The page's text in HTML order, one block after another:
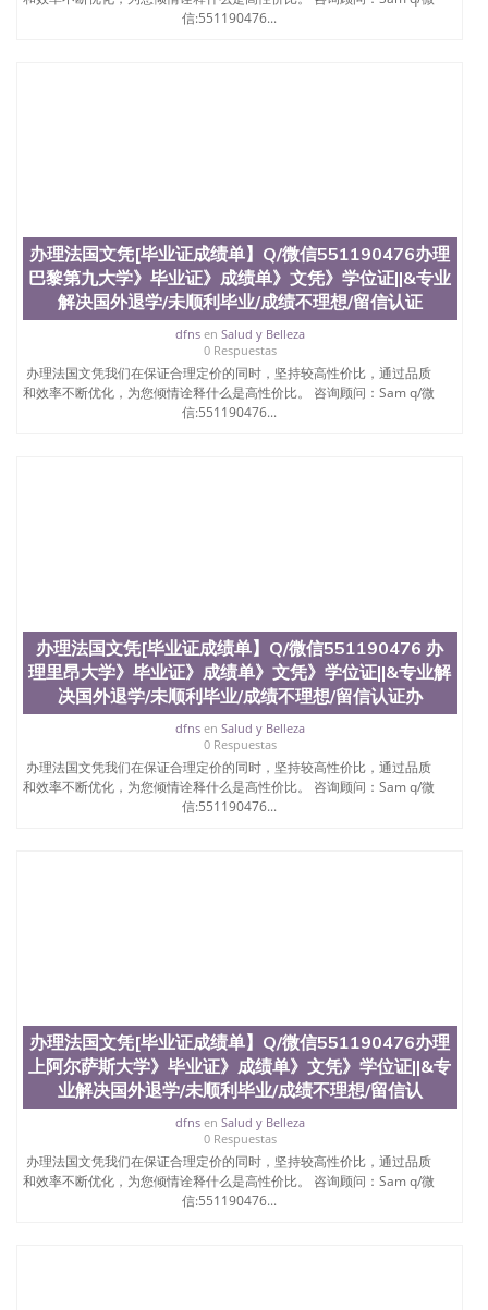
信:551190476...
办理法国文凭[毕业证成绩单】Q/微信551190476办理
巴黎第九大学》毕业证》成绩单》文凭》学位证||&专业
解决国外退学/未顺利毕业/成绩不理想/留信认证
dfnsen Salud y Belleza
0 Respuestas
办理法国文凭我们在保证合理定价的同时，坚持较高性价比，通过品质
和效率不断优化，为您倾情诠释什么是高性价比。 咨询顾问：Sam q/微
信:551190476...
办理法国文凭[毕业证成绩单】Q/微信551190476 办
理里昂大学》毕业证》成绩单》文凭》学位证||&专业解
决国外退学/未顺利毕业/成绩不理想/留信认证办
dfnsen Salud y Belleza
0 Respuestas
办理法国文凭我们在保证合理定价的同时，坚持较高性价比，通过品质
和效率不断优化，为您倾情诠释什么是高性价比。 咨询顾问：Sam q/微
信:551190476...
办理法国文凭[毕业证成绩单】Q/微信551190476办理
上阿尔萨斯大学》毕业证》成绩单》文凭》学位证||&专
业解决国外退学/未顺利毕业/成绩不理想/留信认
dfnsen Salud y Belleza
0 Respuestas
办理法国文凭我们在保证合理定价的同时，坚持较高性价比，通过品质
和效率不断优化，为您倾情诠释什么是高性价比。 咨询顾问：Sam q/微
信:551190476...